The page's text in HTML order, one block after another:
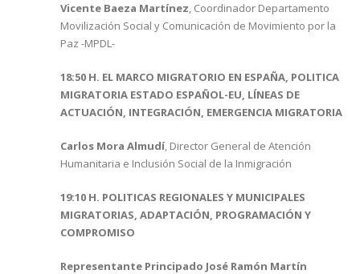
Vicente Baeza Martínez, Coordinador Departamento
Movilización Social y Comunicación de Movimiento por la
Paz -MPDL-
18:50 H. EL MARCO MIGRATORIO EN ESPAÑA, POLITICA
MIGRATORIA ESTADO ESPAÑOL-EU, LÍNEAS DE
ACTUACIÓN, INTEGRACIÓN, EMERGENCIA MIGRATORIA
Carlos Mora Almudí, Director General de Atención
Humanitaria e Inclusión Social de la Inmigración
19:10 H. POLITICAS REGIONALES Y MUNICIPALES
MIGRATORIAS, ADAPTACIÓN, PROGRAMACIÓN Y
COMPROMISO
Representante Principado José Ramón Martín